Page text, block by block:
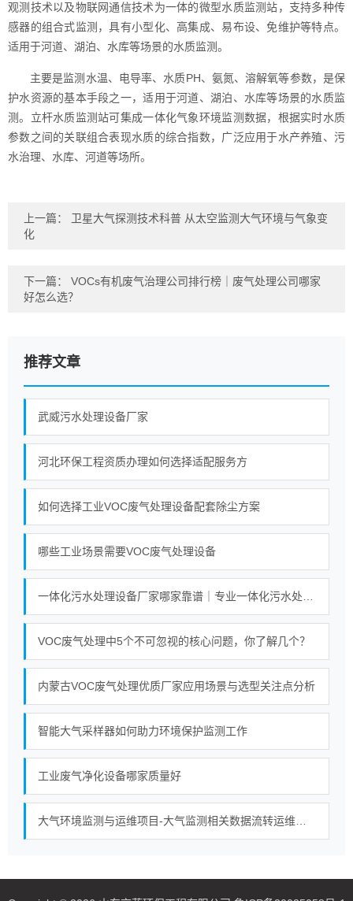
观测技术以及物联网通信技术为一体的微型水质监测站，支持多种传
感器的组合式监测，具有小型化、高集成、易布设、免维护等特点。
适用于河道、湖泊、水库等场景的水质监测。
主要是监测水温、电导率、水质PH、氨氮、溶解氧等参数，是保
护水资源的基本手段之一，适用于河道、湖泊、水库等场景的水质监
测。立杆水质监测站可集成一体化气象环境监测数据，根据实时水质
参数之间的关联组合表现水质的综合指数，广泛应用于水产养殖、污
水治理、水库、河道等场所。
上一篇： 卫星大气探测技术科普 从太空监测大气环境与气象变
化
下一篇： VOCs有机废气治理公司排行榜｜废气处理公司哪家
好怎么选？
推荐文章
武威污水处理设备厂家
河北环保工程资质办理如何选择适配服务方
如何选择工业VOC废气处理设备配套除尘方案
哪些工业场景需要VOC废气处理设备
VOC废气处理中5个不可忽视的核心问题，你了解几个？
内蒙古VOC废气处理优质厂家应用场景与选型关注点分析
智能大气采样器如何助力环境保护监测工作
工业废气净化设备哪家质量好